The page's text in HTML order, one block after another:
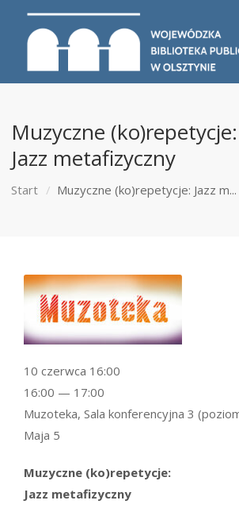
Muzyczne (ko)repetycje:
Jazz metafizyczny
Start Muzyczne (ko)repetycje: Jazz m...
Muzyczne (ko)repetycje:
Jazz metafizyczny
10 czerwca 16:00
16:00 — 17:00
Muzoteka, Sala konferencyjna 3
Maja 5